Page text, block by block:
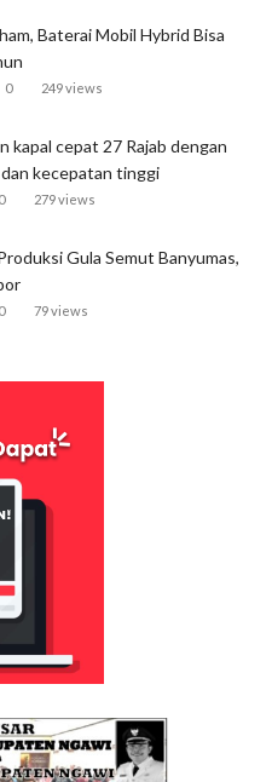
Baterai Mobil Hybrid Bisa
0 249 views
kapal cepat 27 Rajab dengan
kecepatan tinggi
0 279 views
Gula Semut Banyumas,
0 79 views